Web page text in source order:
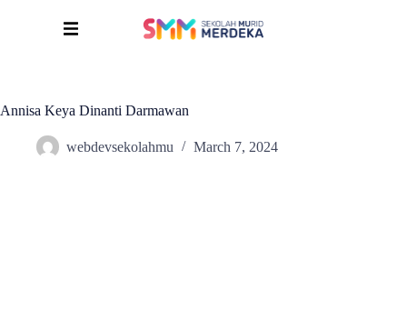
Annisa Keya Dinanti Darmawan
webdevsekolahmu March 7, 2024